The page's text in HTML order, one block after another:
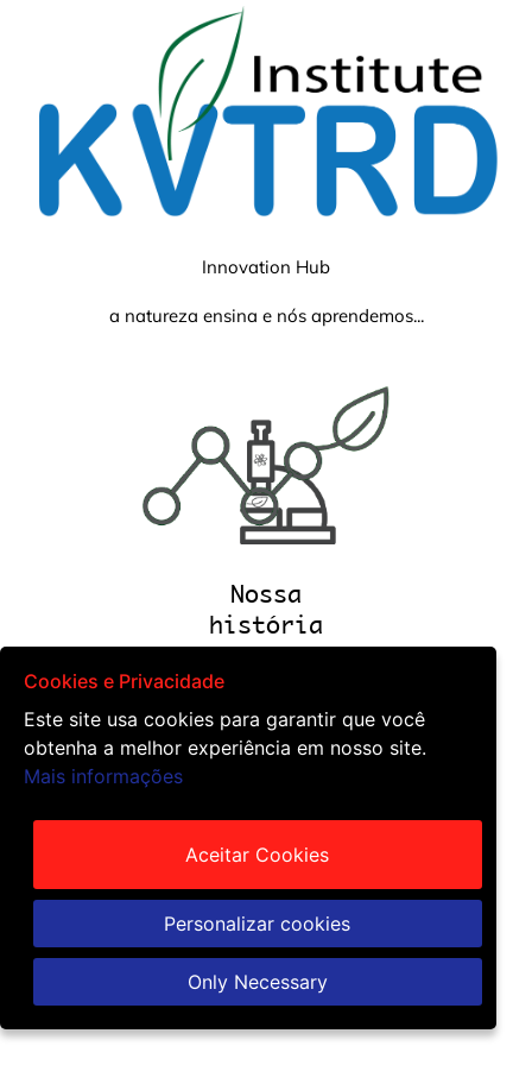
Innovation Hub
a natureza ensina e nós aprendemos...
Nossa
história
Laboratório disruptivo
Laboratory
Cookies e Privacidade
Este site usa cookies para garantir que você
obtenha a melhor experiência em nosso site.
Mais informações
Aceitar Cookies
Personalizar cookies
Only Necessary